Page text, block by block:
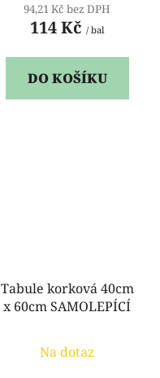
94,21 Kč bez DPH
114 Kč / bal
DO KOŠÍKU
Tabule korková 40cm
x 60cm SAMOLEPÍCÍ
Na dotaz